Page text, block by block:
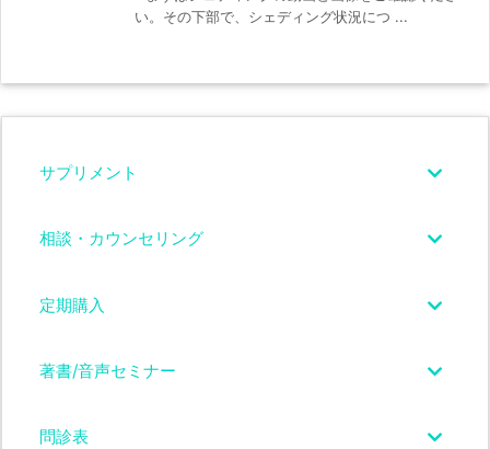
い。その下部で、シェディング状況につ ...
サプリメント
相談・カウンセリング
定期購入
著書/音声セミナー
問診表